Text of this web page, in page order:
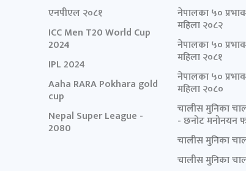
एनपीएल २०८१
ICC Men T20 World Cup
2024
IPL 2024
Aaha RARA Pokhara gold
cup
Nepal Super League -
2080
नेपालका ५०
महिला २०८२
नेपालका ५०
महिला २०८१
नेपालका ५०
महिला २०८०
चालीस मुनिका
- छनोट मनोनयन
चालीस मुनिका
चालीस मुनिका